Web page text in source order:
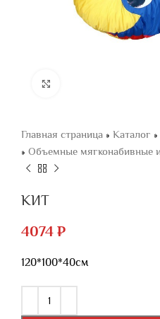
Главная страница » Каталог »
» Объемные мягконабивные
КИТ
4074 ₽
120*100*40см